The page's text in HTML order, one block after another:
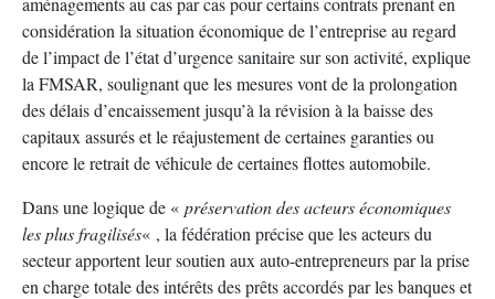
considération la situation économique de l’entreprise au regard
de l’impact de l’état d’urgence sanitaire sur son activité, explique
la FMSAR, soulignant que les mesures vont de la prolongation
des délais d’encaissement jusqu’à la révision à la baisse des
capitaux assurés et le réajustement de certaines garanties ou
encore le retrait de véhicule de certaines flottes automobile.
Dans une logique de « préservation des acteurs économiques
les plus fragilisés« , la fédération précise que les acteurs du
secteur apportent leur soutien aux auto-entrepreneurs par la prise
en charge totale des intérêts des prêts accordés par les banques et